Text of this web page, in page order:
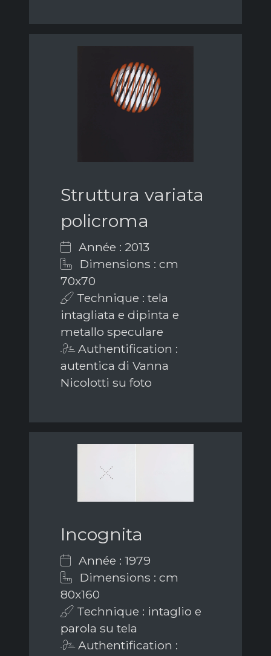
Struttura variata
policroma
Année : 2013
Dimensions : cm
70x70
Technique : tela
intagliata e dipinta e
metallo speculare
Authentification :
autentica di Vanna
Nicolotti su foto
Incognita
Année : 1979
Dimensions : cm
80x160
Technique : intaglio e
parola su tela
Authentification :